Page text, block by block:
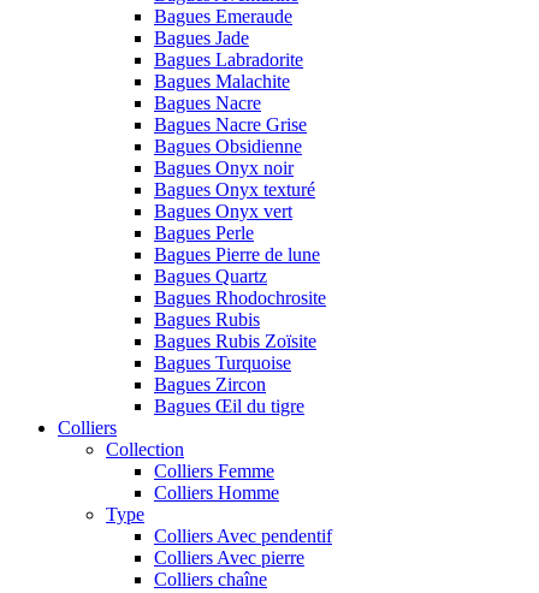
Bagues Emeraude
Bagues Jade
Bagues Labradorite
Bagues Malachite
Bagues Nacre
Bagues Nacre Grise
Bagues Obsidienne
Bagues Onyx noir
Bagues Onyx texturé
Bagues Onyx vert
Bagues Perle
Bagues Pierre de lune
Bagues Quartz
Bagues Rhodochrosite
Bagues Rubis
Bagues Rubis Zoïsite
Bagues Turquoise
Bagues Zircon
Bagues Œil du tigre
Colliers
Collection
Colliers Femme
Colliers Homme
Type
Colliers Avec pendentif
Colliers Avec pierre
Colliers chaîne